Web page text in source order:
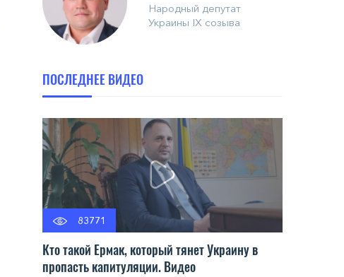
Народный депутат
Украины IX созыва
ПОСЛЕДНЕЕ ВИДЕО
83771
Кто такой Ермак, который тянет Украину в
пропасть капитуляции. Видео